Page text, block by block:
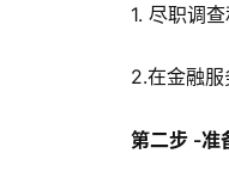
1. 尽职调查
2.在金融服
第二步 -准